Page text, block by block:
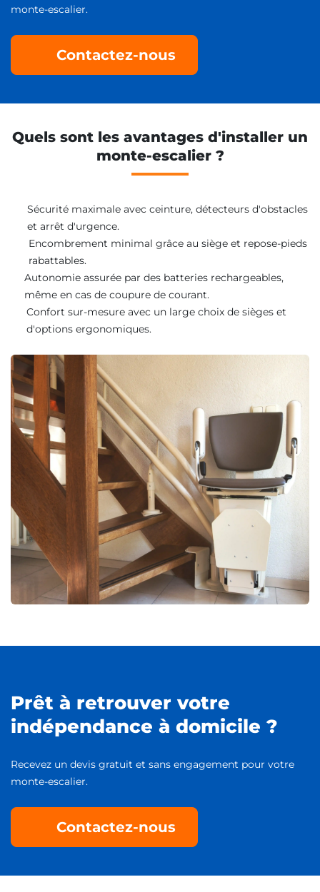
monte-escalier.
Contactez-nous
Quels sont les avantages d'installer un
monte-escalier ?
Sécurité maximale avec ceinture, détecteurs d'obstacles
et arrêt d'urgence.
Encombrement minimal grâce au siège et repose-pieds
rabattables.
Autonomie assurée par des batteries rechargeables,
même en cas de coupure de courant.
Confort sur-mesure avec un large choix de sièges et
d'options ergonomiques.
Prêt à retrouver votre
indépendance à domicile ?
Recevez un devis gratuit et sans engagement pour votre
monte-escalier.
Contactez-nous